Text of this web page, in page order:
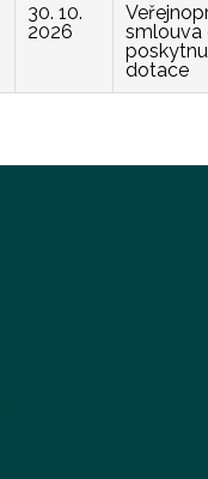
30. 10.
2026
smlouva
dotace